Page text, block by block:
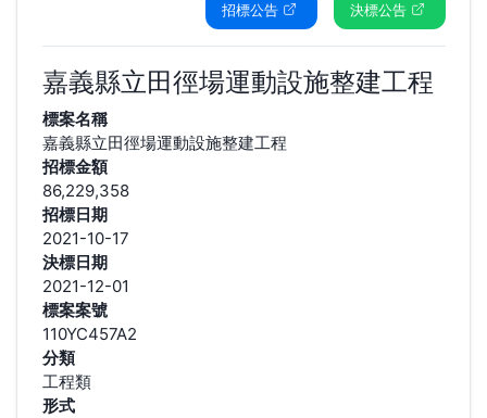
招標公告
決標公告
嘉義縣立田徑場運動設施整建工程
標案名稱
嘉義縣立田徑場運動設施整建工程
招標金額
86,229,358
招標日期
2021-10-17
決標日期
2021-12-01
標案案號
110YC457A2
分類
工程類
形式